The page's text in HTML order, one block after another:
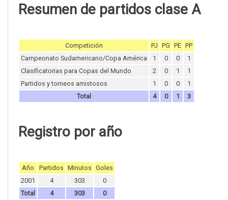
Resumen de partidos clase A
Competición PJ PG PE PP
Campeonato Sudamericano/Copa América
1 0 0
1
Clasificatorias para Copas del Mundo
2 0 1
1
Partidos y torneos amistosos
1 0 0
1
Total
4 0 1 3
Registro por año
Año Partidos Minutos Goles
2001
4 303
0
Total
4 303 0